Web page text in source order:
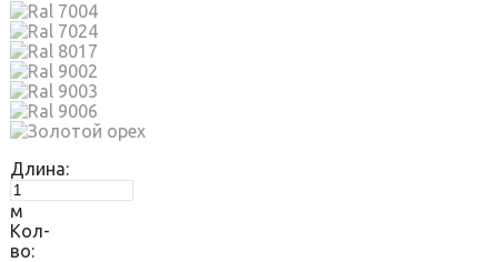
Длина:
м
Кол-
во: